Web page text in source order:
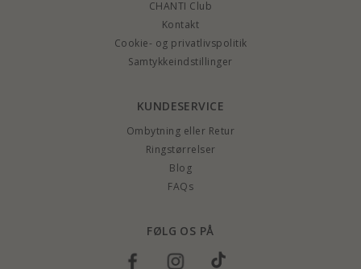
CHANTI Club
Kontakt
Cookie- og privatlivspolitik
Samtykkeindstillinger
KUNDESERVICE
Ombytning eller Retur
Ringstørrelser
Blog
FAQs
FØLG OS PÅ